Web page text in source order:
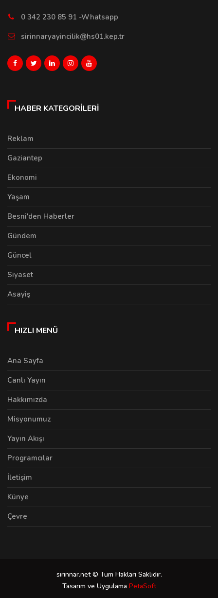
0 342 230 85 91 -Whatsapp
sirinnaryayincilik@hs01.kep.tr
HABER KATEGORILERI
Reklam
Gaziantep
Ekonomi
Yaşam
Besni'den Haberler
Gündem
Güncel
Siyaset
Asayiş
HIZLI MENÜ
Ana Sayfa
Canlı Yayın
Hakkımızda
Misyonumuz
Yayın Akışı
Programcılar
İletişim
Künye
Çevre
sirinnar.net © Tüm Hakları Saklıdır.
Tasarım ve Uygulama PetaSoft